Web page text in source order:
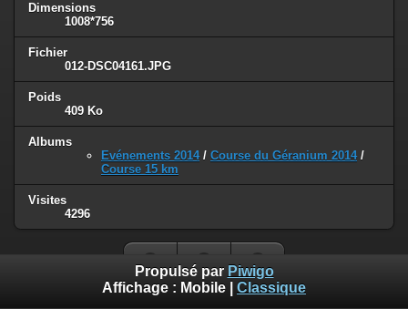
Dimensions
1008*756
Fichier
012-DSC04161.JPG
Poids
409 Ko
Albums
Evénements 2014/ Course du Géranium 2014/
Course 15 km
Visites
4296
Propulsé par Piwigo
Affichage : Mobile Classique